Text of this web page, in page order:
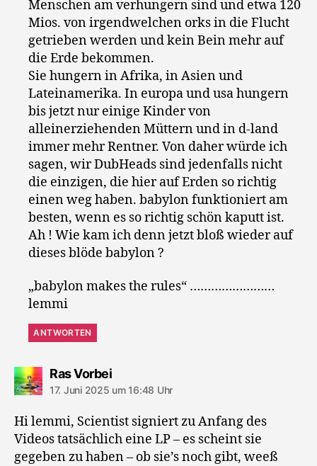
Menschen am verhungern sind und etwa 120
Mios. von irgendwelchen orks in die Flucht
getrieben werden und kein Bein mehr auf
die Erde bekommen.
Sie hungern in Afrika, in Asien und
Lateinamerika. In europa und usa hungern
bis jetzt nur einige Kinder von
alleinerziehenden Müttern und in d-land
immer mehr Rentner. Von daher würde ich
sagen, wir DubHeads sind jedenfalls nicht
die einzigen, die hier auf Erden so richtig
einen weg haben. babylon funktioniert am
besten, wenn es so richtig schön kaputt ist.
Ah ! Wie kam ich denn jetzt bloß wieder auf
dieses blöde babylon ?
„babylon makes the rules“ ……………………
lemmi
ANTWORTEN
Ras Vorbeisagt:
17. Juni 2025 um 16:48 Uhr
Hi lemmi, Scientist signiert zu Anfang des
Videos tatsächlich eine LP – es scheint sie
gegeben zu haben – ob sie’s noch gibt, weeß